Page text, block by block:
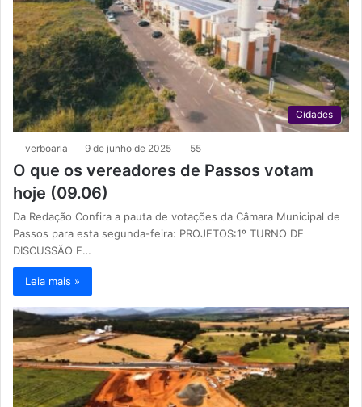
Cidades
verboaria 9 de junho de 2025 55
O que os vereadores de Passos votam
hoje (09.06)
Da Redação Confira a pauta de votações da Câmara Municipal de
Passos para esta segunda-feira: PROJETOS:1º TURNO DE
DISCUSSÃO E…
Leia mais »